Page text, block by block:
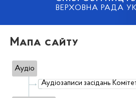
ВЕРХОВНА РАДА
Мапа сайту
Аудіо
Аудіозаписи засідань